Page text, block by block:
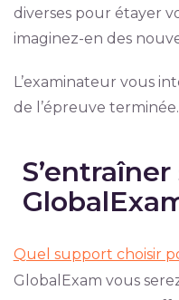
diverses pour étayer
imaginez-en des
L’examinateur vous
de l’épreuve terminée.
Quel support choisir
GlobalExam vous